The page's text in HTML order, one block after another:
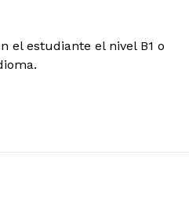
el estudiante el nivel B1 o